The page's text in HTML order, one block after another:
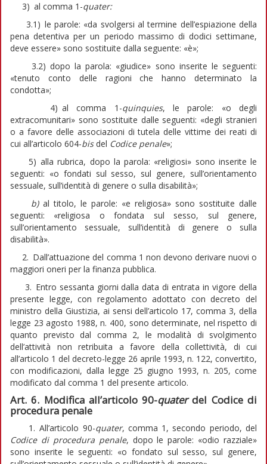
3) al comma 1-quater:
3.1) le parole: «da svolgersi al termine dell’espiazione della
pena detentiva per un periodo massimo di dodici settimane,
deve essere» sono sostituite dalla seguente: «è»;
3.2) dopo la parola: «giudice» sono inserite le seguenti:
«tenuto conto delle ragioni che hanno determinato la
condotta»;
4) al comma 1-quinquies, le parole: «o degli
extracomunitari» sono sostituite dalle seguenti: «degli stranieri
o a favore delle associazioni di tutela delle vittime dei reati di
cui all’articolo 604-bisdel Codice penale»;
5) alla rubrica, dopo la parola: «religiosi» sono inserite le
seguenti: «o fondati sul sesso, sul genere, sull’orientamento
sessuale, sull’identità di genere o sulla disabilità»;
b) al titolo, le parole: «e religiosa» sono sostituite dalle
seguenti: «religiosa o fondata sul sesso, sul genere,
sull’orientamento sessuale, sull’identità di genere o sulla
disabilità».
2. Dall’attuazione del comma 1 non devono derivare nuovi o
maggiori oneri per la finanza pubblica.
3. Entro sessanta giorni dalla data di entrata in vigore della
presente legge, con regolamento adottato con decreto del
ministro della Giustizia, ai sensi dell’articolo 17, comma 3, della
legge 23 agosto 1988, n. 400, sono determinate, nel rispetto di
quanto previsto dal comma 2, le modalità di svolgimento
dell’attività non retribuita a favore della collettività, di cui
all’articolo 1 del decreto-legge 26 aprile 1993, n. 122, convertito,
con modificazioni, dalla legge 25 giugno 1993, n. 205, come
modificato dal comma 1 del presente articolo.
Art. 6. Modifica all’articolo 90-quaterdel Codice di
procedura penale
1. All’articolo 90-quater, comma 1, secondo periodo, del
Codice di procedura penale, dopo le parole: «odio razziale»
sono inserite le seguenti: «o fondato sul sesso, sul genere,